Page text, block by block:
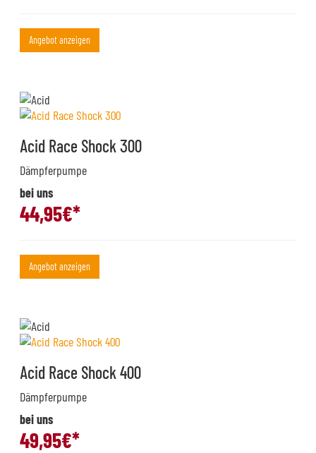
Angebot anzeigen
Acid Race Shock 300
Dämpferpumpe
bei uns
44,95€*
Angebot anzeigen
Acid Race Shock 400
Dämpferpumpe
bei uns
49,95€*